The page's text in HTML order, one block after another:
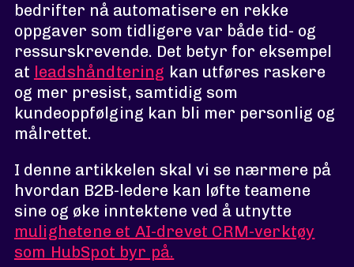
bedrifter nå automatisere en rekke
oppgaver som tidligere var både tid- og
ressurskrevende. Det betyr for eksempel
at leadshåndtering kan utføres raskere
og mer presist, samtidig som
kundeoppfølging kan bli mer personlig og
målrettet.
I denne artikkelen skal vi se nærmere på
hvordan B2B-ledere kan løfte teamene
sine og øke inntektene ved å utnytte
mulighetene et AI-drevet CRM-verktøy
som HubSpot byr på.